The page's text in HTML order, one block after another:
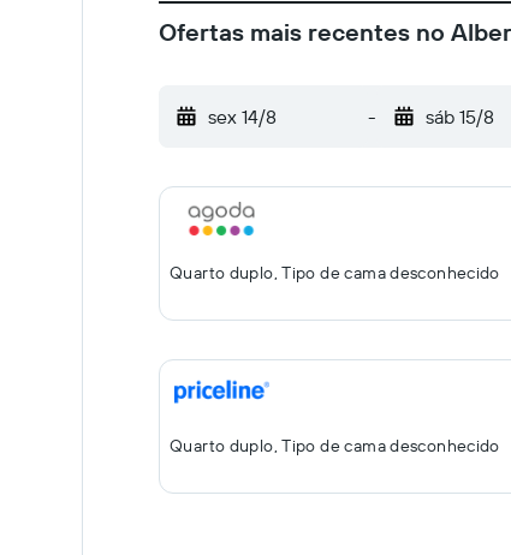
Ofertas mais recentes no
sex 14/8 - sáb 15/8
Quarto duplo, Tipo de cama desconhecido
Quarto duplo, Tipo de cama desconhecido